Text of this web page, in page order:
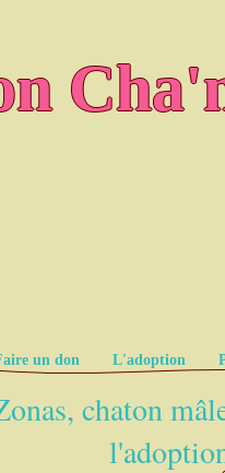
un don L'adoption
chaton